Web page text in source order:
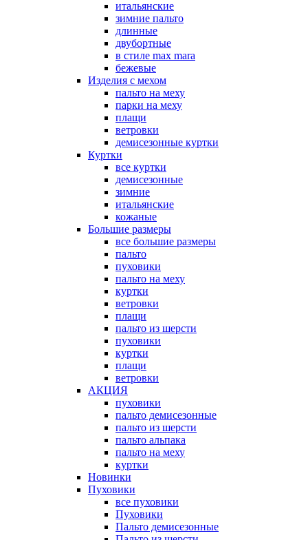
итальянские
зимние пальто
длинные
двубортные
в стиле max mara
бежевые
Изделия с мехом
пальто на меху
парки на меху
плащи
ветровки
демисезонные куртки
Куртки
все куртки
демисезонные
зимние
итальянские
кожаные
Большие размеры
все большие размеры
пальто
пуховики
пальто на меху
куртки
ветровки
плащи
пальто из шерсти
пуховики
куртки
плащи
ветровки
АКЦИЯ
пуховики
пальто демисезонные
пальто из шерсти
пальто альпака
пальто на меху
куртки
Новинки
Пуховики
все пуховики
Пуховики
Пальто демисезонные